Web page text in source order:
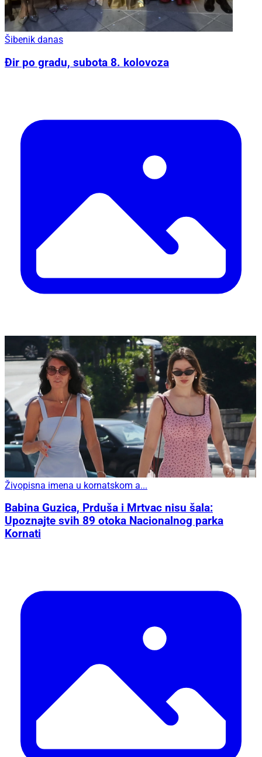
Šibenik danas
Đir po gradu, subota 8. kolovoza
Živopisna imena u kornatskom a...
Babina Guzica, Prduša i Mrtvac nisu šala:
Upoznajte svih 89 otoka Nacionalnog parka
Kornati